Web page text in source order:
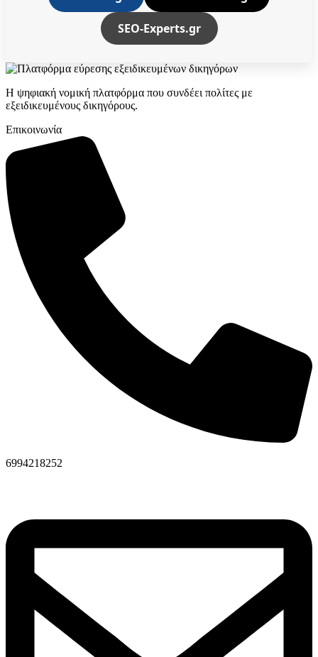
SEO-Experts.gr
Η ψηφιακή νομική πλατφόρμα που συνδέει πολίτες με
εξειδικευμένους δικηγόρους.
Επικοινωνία
6994218252